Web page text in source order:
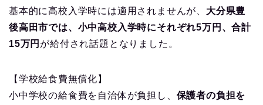
基本的に高校入学時には適用されませんが、 大分県豊
後高田市では、小中高校入学時にそれぞれ5万円、合計
15万円 が給付され話題となりました。
【学校給食費無償化】
小中学校の給食費を自治体が負担し、 保護者の負担を